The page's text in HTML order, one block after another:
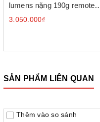
lumens nặng 190g remote
không dây
3.050.000₫
SẢN PHẨM LIÊN QUAN
Thêm vào so sánh